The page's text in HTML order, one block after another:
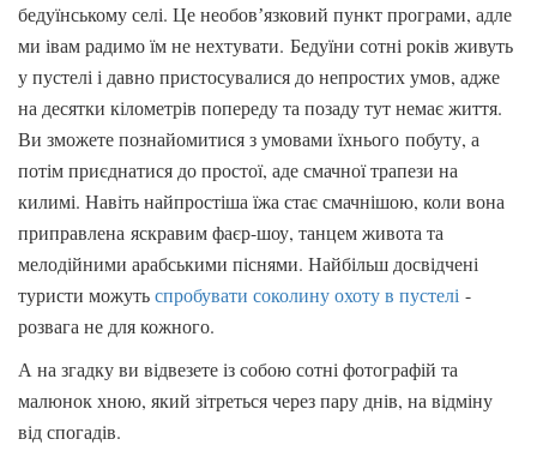
бедуїнському селі. Це необовʼязковий пункт програми, адле
ми івам радимо їм не нехтувати. Бедуїни сотні років живуть
у пустелі і давно пристосувалися до непростих умов, адже
на десятки кілометрів попереду та позаду тут немає життя.
Ви зможете познайомитися з умовами їхнього побуту, а
потім приєднатися до простої, аде смачної трапези на
килимі. Навіть найпростіша їжа стає смачнішою, коли вона
приправлена ​​яскравим фаєр-шоу, танцем живота та
мелодійними арабськими піснями. Найбільш досвідчені
туристи можутьспробувати соколину охоту в пустелі -
розвага не для кожного.
А на згадку ви відвезете із собою сотні фотографій та
малюнок хною, який зітреться через пару днів, на відміну
від спогадів.